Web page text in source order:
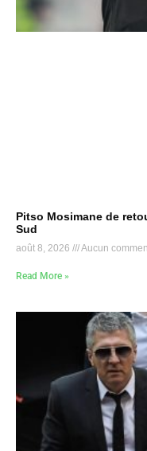
Pitso Mosimane de
Sud
août 8, 2026 Aucun
Read More »